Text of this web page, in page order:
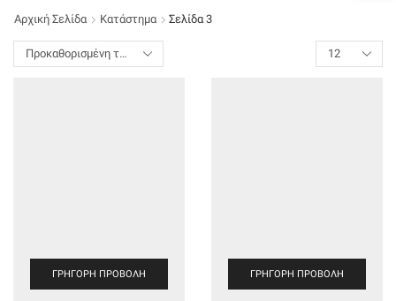
Αρχική Σελίδα Κατάστημα Σελίδα 3
ΓΡΉΓΟΡΗ ΠΡΟΒΟΛΉ ΓΡΉΓΟΡΗ ΠΡΟΒΟΛΉ